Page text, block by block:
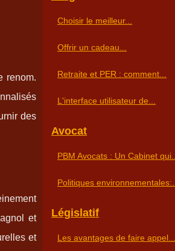
renom.
des
et
et
Choisir le meilleur...
Offrir un cadeau...
Retraite et PER : comment...
L'interface utilisateur de...
Avocat
PBM Avocats : Un Cabinet qui...
Politiques environnementales:...
Législatif
Les avantages de faire appel...